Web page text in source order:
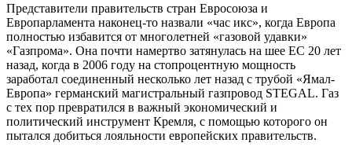
Представители правительств стран Евросоюза и
Европарламента наконец-то назвали «час икс», когда Европа
полностью избавится от многолетней «газовой удавки»
«Газпрома». Она почти намертво затянулась на шее ЕС 20 лет
назад, когда в 2006 году на стопроцентную мощность
заработал соединенный несколько лет назад с трубой «Ямал-
Европа» германский магистральный газпровод STEGAL. Газ
с тех пор превратился в важный экономический и
политический инструмент Кремля, с помощью которого он
пытался добиться лояльности европейских правительств.